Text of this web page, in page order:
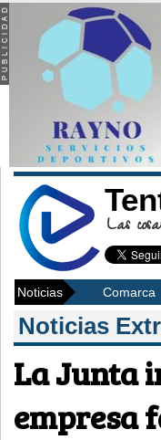
Las
Noticias Comarca
Noticias
La Junta
empresa